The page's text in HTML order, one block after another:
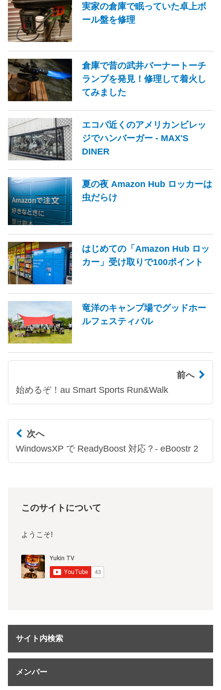
実家の倉庫で眠っていた卓上ボ
ール盤を修理
倉庫で昔の武井バーナートーチ
ランプを発見！修理して着火し
てみました
エコパ近くのアメリカンビレッ
ジでハンバーガー - MAX'S
DINER
夏の夜 Amazon Hub ロッカーは
虫だらけ
はじめての「Amazon Hub ロッ
カー」受け取りで100ポイント
竜洋のキャンプ場でグッドホー
ルフェスティバル
前へ
始めるぞ！au Smart Sports Run&Walk
次へ
WindowsXP で ReadyBoost 対応？- eBoostr 2
このサイトについて
ようこそ!
サイト内検索
メンバー